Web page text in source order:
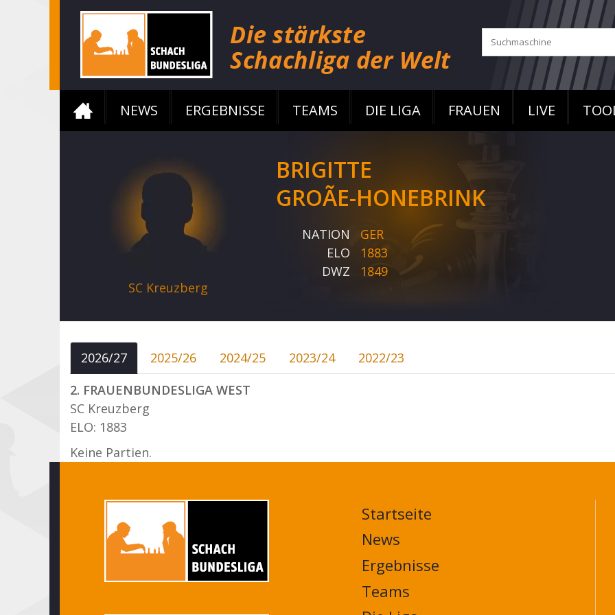
NEWS ERGEBNISSE TEAMS DIE LIGA FRAUEN LIVE
SC Kreuzberg
BRIGITTE
GROÃE-HONEBRINK
NATION
GER
ELO
1883
DWZ
1849
2026/27 2025/26 2024/25 2023/24
2022/23
2. FRAUENBUNDESLIGA WEST
SC Kreuzberg
ELO: 1883
Keine Partien.
MAIN
NAVIGATION
FOOTER
Startseite
News
Ergebnisse
Teams